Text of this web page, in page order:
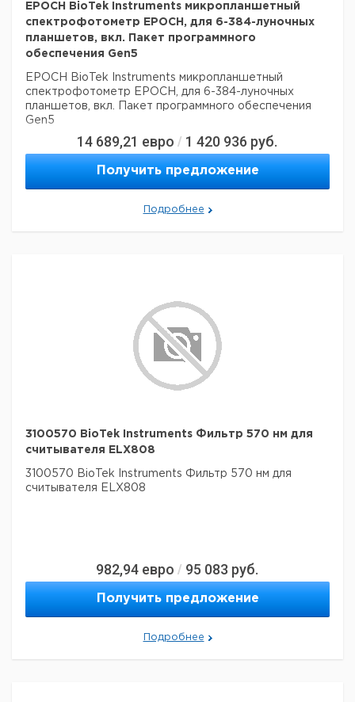
EPOCH BioTek Instruments микропланшетный
спектрофотометр EPOCH, для 6-384-луночных
планшетов, вкл. Пакет программного
обеспечения Gen5
EPOCH BioTek Instruments микропланшетный
спектрофотометр EPOCH, для 6-384-луночных
планшетов, вкл. Пакет программного обеспечения
Gen5
14 689,21 евро / 1 420 936 руб.
Получить предложение
Подробнее
3100570 BioTek Instruments Фильтр 570 нм для
считывателя ELX808
3100570 BioTek Instruments Фильтр 570 нм для
считывателя ELX808
982,94 евро / 95 083 руб.
Получить предложение
Подробнее